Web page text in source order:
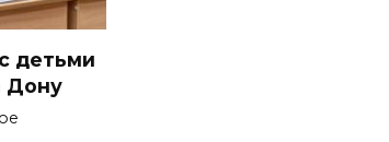
детьми
Дону